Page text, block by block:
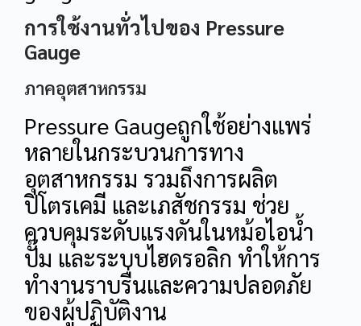
การใช้งานทั่วไปของ Pressure
Gauge
ภาคอุตสาหกรรม
Pressure Gaugeถูกใช้อย่างแพร่
หลายในกระบวนการทาง
อุตสาหกรรม รวมถึงการผลิต
ปิโตรเคมี และเภสัชกรรม ช่วย
ควบคุมระดับแรงดันในหม้อไอน้ำ
ปั๊ม และระบบไฮดรอลิก ทำให้การ
ทำงานราบรื่นและความปลอดภัย
ของผู้ปฏิบัติงาน